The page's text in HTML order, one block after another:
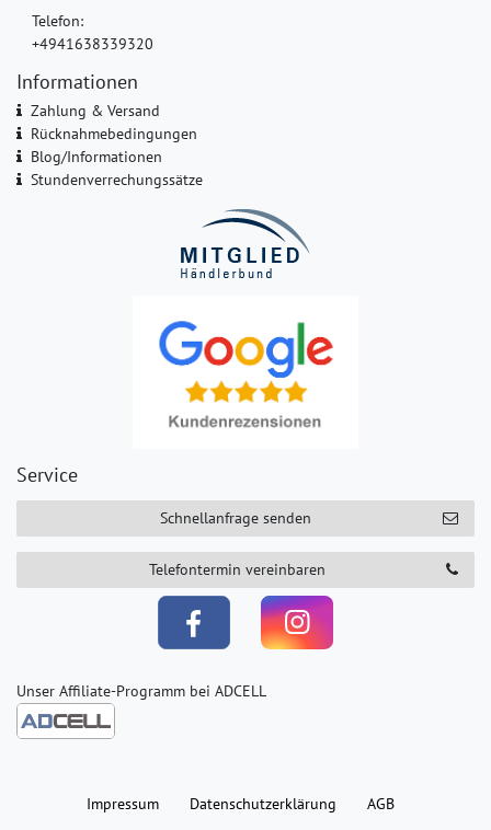
Telefon:
+4941638339320
Informationen
Zahlung & Versand
Rücknahmebedingungen
Blog/Informationen
Stundenverrechungssätze
Service
Schnellanfrage senden
Telefontermin vereinbaren
Unser Affiliate-Programm bei ADCELL
Impressum Daten­schutz­erklärung AGB